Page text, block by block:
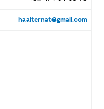
haaiternat@gmail.com